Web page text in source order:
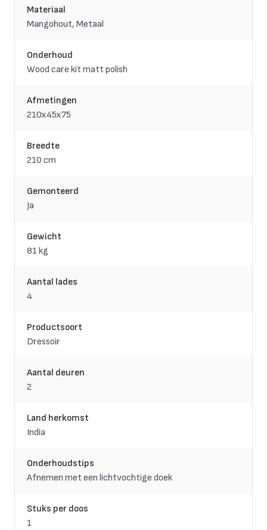
Materiaal
Mangohout, Metaal
Onderhoud
Wood care kit matt polish
Afmetingen
210x45x75
Breedte
210 cm
Gemonteerd
Ja
Gewicht
81 kg
Aantal lades
4
Productsoort
Dressoir
Aantal deuren
2
Land herkomst
India
Onderhoudstips
Afnemen met een lichtvochtige doek
Stuks per doos
1